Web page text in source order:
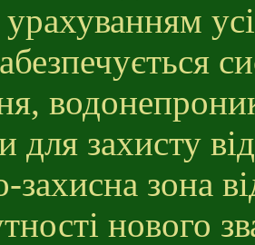
урахуванням
для захисту
захисна зона
нового